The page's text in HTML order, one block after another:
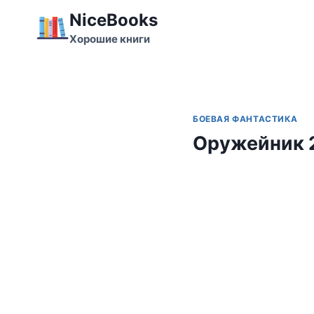
содержимому
NiceBooks
Хорошие книги
БОЕВАЯ ФАНТАСТИКА
Оружейник